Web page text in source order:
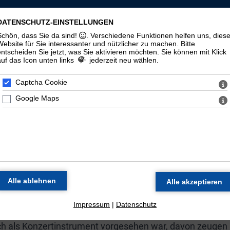
ST. MAURITIUS ZU HALLE
Veranstaltungen Materialien Halloren
Geschichte
ORGEL DER
Wilhelm Sauer in Frankfurt (Oder) als Opus 1307
Orgelbaus dar.
Günther Ramin galt das Instrument
Neben dem Einsatz des Instruments in den
statt.
als Konzertinstrument vorgesehen war, davon zeugen
EINSTELLUNGEN
dass Sie da sind!
. Verschiedene Funktionen helfen uns, diese
für Sie interessanter und nützlicher zu machen.
Bitte
Sie jetzt, was Sie aktivieren möchten. Sie können mit Klick
das Icon unten links
jederzeit neu wählen.
Captcha Cookie
Google Maps
Impressum | Datenschutz